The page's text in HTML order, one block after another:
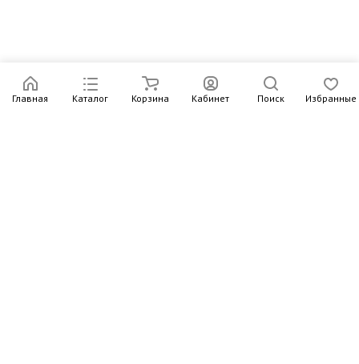
Главная Каталог Корзина Кабинет Поиск Избранные